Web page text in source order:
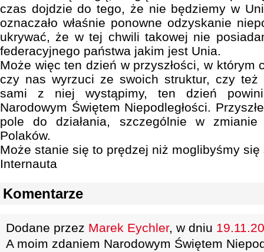
czas dojdzie do tego, że nie będziemy w
oznaczało właśnie ponowne odzyskanie
ukrywać, że w tej chwili takowej nie
federacyjnego państwa jakim jest Unia.
Może więc ten dzień w przyszłości, w którym
czy nas wyrzuci ze swoich struktur, czy też
sami z niej wystąpimy, ten dzień
Narodowym Świętem Niepodległości.
pole do działania, szczególnie w
Polaków.
Może stanie się to prędzej niż moglibyśmy się
Internauta
Komentarze
Dodane przez Marek Eychler, w dniu
A moim zdaniem Narodowym Świętem